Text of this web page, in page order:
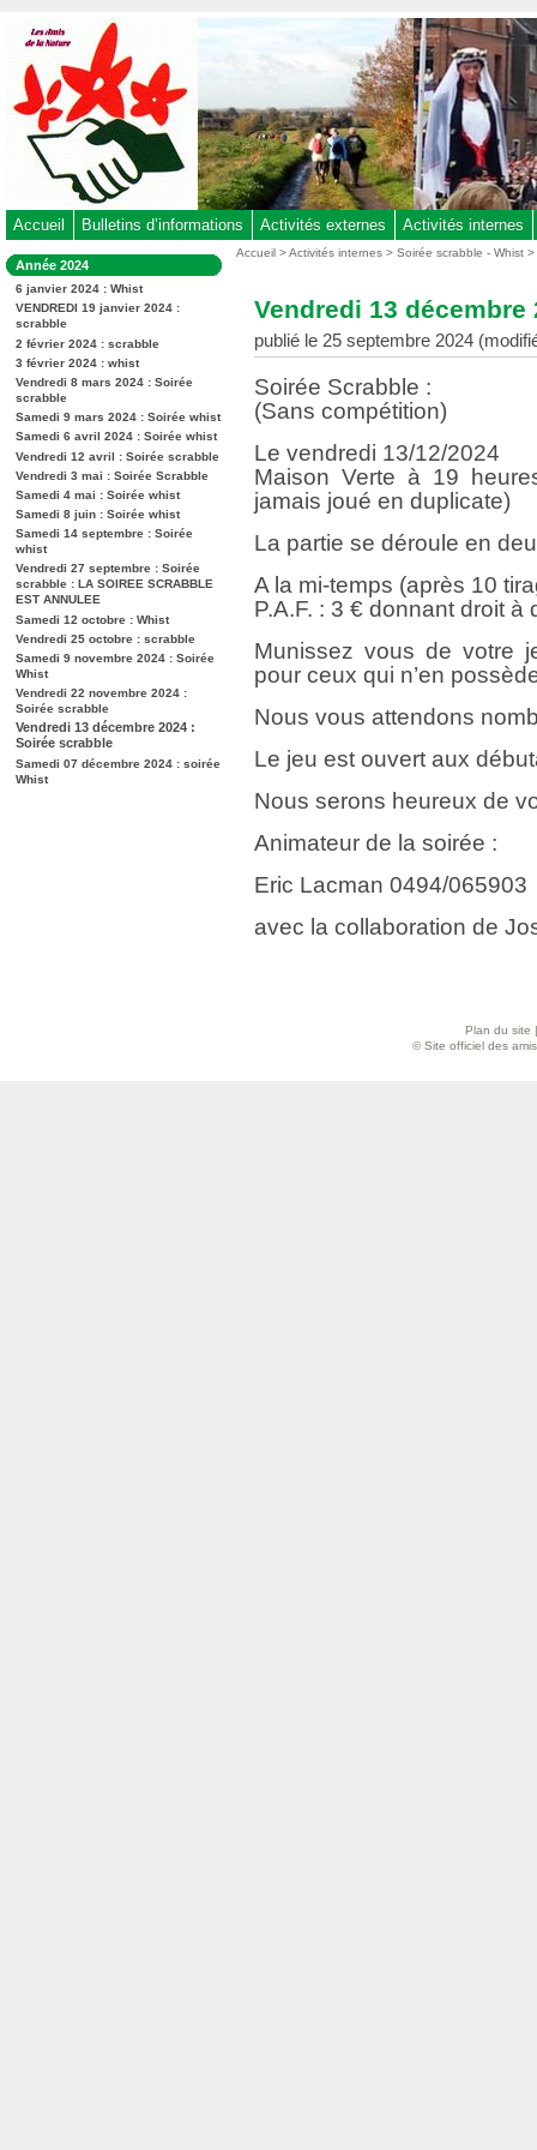
au
contenu
-
Aller
au
menu
-
à
la
recherche
Accueil Bulletins d’informations Activités externes Activités internes
Dans
la
rubrique
:
Année 2024
6 janvier 2024 : Whist
VENDREDI 19 janvier 2024 :
scrabble
2 février 2024 : scrabble
3 février 2024 : whist
Vendredi 8 mars 2024 : Soirée
scrabble
Samedi 9 mars 2024 : Soirée whist
Samedi 6 avril 2024 : Soirée whist
Vendredi 12 avril : Soirée scrabble
Vendredi 3 mai : Soirée Scrabble
Samedi 4 mai : Soirée whist
Samedi 8 juin : Soirée whist
Samedi 14 septembre : Soirée
whist
Vendredi 27 septembre : Soirée
scrabble : LA SOIREE SCRABBLE
EST ANNULEE
Samedi 12 octobre : Whist
Vendredi 25 octobre : scrabble
Samedi 9 novembre 2024 : Soirée
Whist
Vendredi 22 novembre 2024 :
Soirée scrabble
Vendredi 13 décembre 2024 :
Soirée scrabble
Samedi 07 décembre 2024 : soirée
Whist
Vous
Accueil >Activités internes >Soirée scrabble - Whist >
Vendredi 13
publié le 25 septembre 2024
Soirée Scrabble :
(Sans compétition)
Le vendredi 13/12/2024
Maison Verte à 19
jamais joué en duplicate)
La partie se déroule en
A la mi-temps (après 10
P.A.F. : 3 € donnant droit
Munissez vous de votre
pour ceux qui n’en
Nous vous attendons
Le jeu est ouvert aux
Nous serons heureux de
Animateur de la soirée :
Eric Lacman 0494/065903
avec la collaboration de
Plan du site
© Site officiel des